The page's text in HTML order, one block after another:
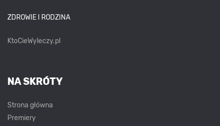
ZDROWIE I RODZINA
KtoCieWyleczy.pl
NA SKRÓTY
Strona główna
Premiery